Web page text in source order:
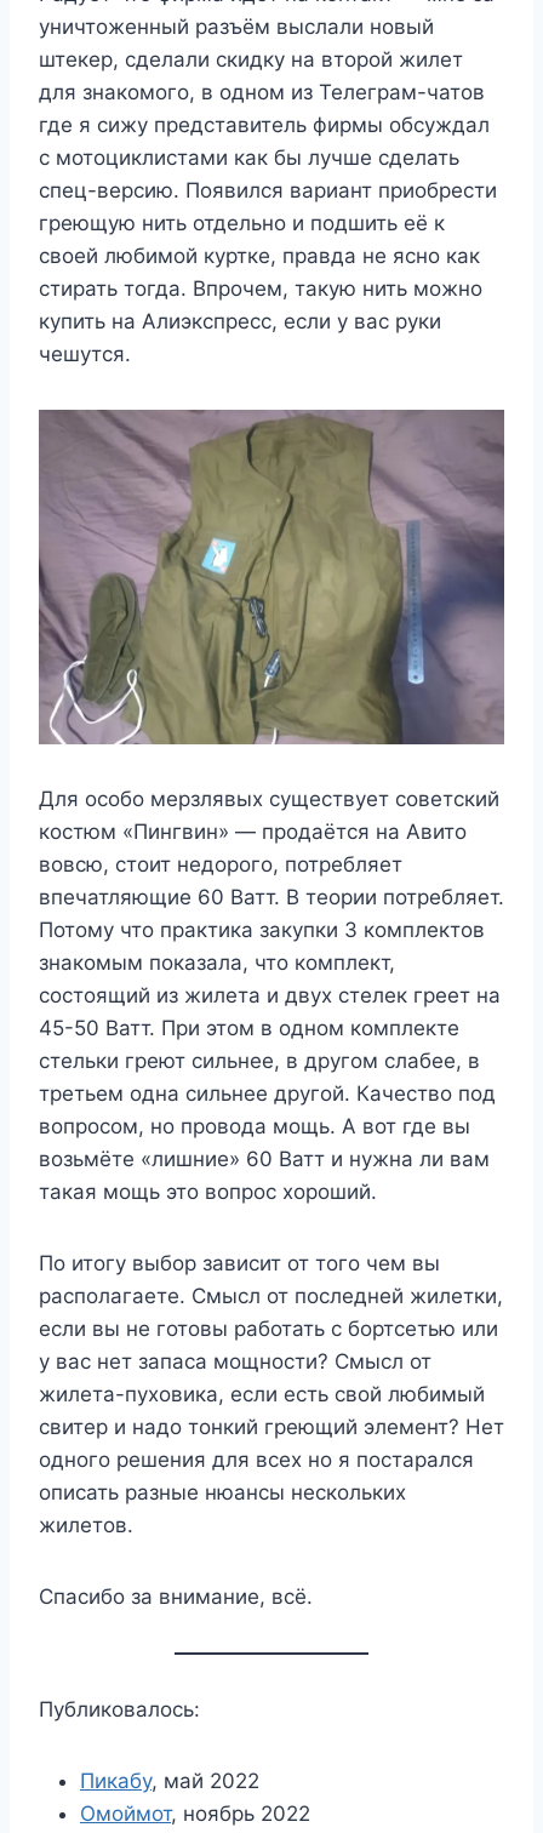
уничтоженный разъём выслали новый
штекер, сделали скидку на второй жилет
для знакомого, в одном из Телеграм-чатов
где я сижу представитель фирмы обсуждал
с мотоциклистами как бы лучше сделать
спец-версию. Появился вариант приобрести
греющую нить отдельно и подшить её к
своей любимой куртке, правда не ясно как
стирать тогда. Впрочем, такую нить можно
купить на Алиэкспресс, если у вас руки
чешутся.
Для особо мерзлявых существует советский
костюм «Пингвин» — продаётся на Авито
вовсю, стоит недорого, потребляет
впечатляющие 60 Ватт. В теории потребляет.
Потому что практика закупки 3 комплектов
знакомым показала, что комплект,
состоящий из жилета и двух стелек греет на
45-50 Ватт. При этом в одном комплекте
стельки греют сильнее, в другом слабее, в
третьем одна сильнее другой. Качество под
вопросом, но провода мощь. А вот где вы
возьмёте «лишние» 60 Ватт и нужна ли вам
такая мощь это вопрос хороший.
По итогу выбор зависит от того чем вы
располагаете. Смысл от последней жилетки,
если вы не готовы работать с бортсетью или
у вас нет запаса мощности? Смысл от
жилета-пуховика, если есть свой любимый
свитер и надо тонкий греющий элемент? Нет
одного решения для всех но я постарался
описать разные нюансы нескольких
жилетов.
Спасибо за внимание, всё.
Публиковалось:
Пикабу, май 2022
Омоймот, ноябрь 2022